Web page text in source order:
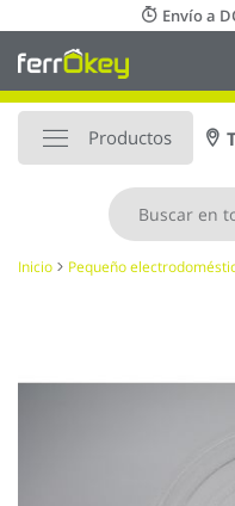
al
contenido
Envío a
Productos
Inicio Pequeño
final